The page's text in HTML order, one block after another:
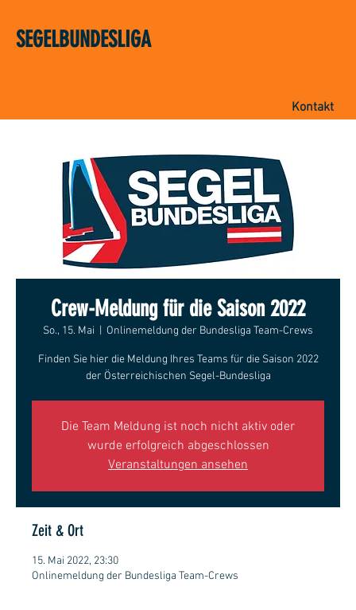
SEGELBUNDESLIGA
Kontakt
Crew-Meldung für die Saison 2022
So., 15. Mai Onlinemeldung der Bundesliga Team-Crews
Finden Sie hier die Meldung Ihres Teams für die Saison 2022
der Österreichischen Segel-Bundesliga
Die Team Meldung ist noch nicht aktiv oder
wurde erfolgreich abgeschlossen
Veranstaltungen ansehen
Zeit & Ort
15. Mai 2022, 23:30
Onlinemeldung der Bundesliga Team-Crews